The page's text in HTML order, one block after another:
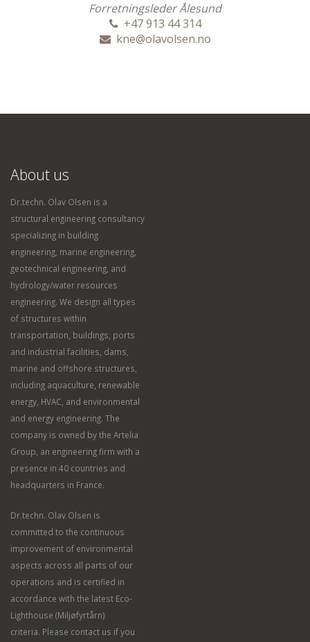
Forretningsleder Ålesund
+47 913 44 314
kne@olavolsen.no
About us
Dr.techn. Olav Olsen is a
structural engineering consultancy
specializing in building
engineering, marine engineering,
geotechnical engineering, and
hydrology/water resources
engineering. We design all types
of structures within
transportation, buildings, ports
and industrial facilities, dams,
marine and offshore structures,
including aquaculture, renewable
energy, HVAC, and environmental
and energy engineering. The
company is owned by the Artelia
Group, an engineering firm with a
presence in 40 countries and
headquarters in France.
Dr.techn. Olav Olsen is
committed to the continuous
improvement of environmental
aspects across all parts of our
operations and is certified in
accordance with the latest Eco-
Lighthouse (Miljøfyrtårn)
criteria. Please contact us if you